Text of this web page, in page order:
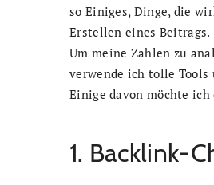
so Einiges, Dinge, die
Erstellen eines Beitrags.
Um meine Zahlen zu
verwende ich tolle Tools
Einige davon möchte
1. Backlink-